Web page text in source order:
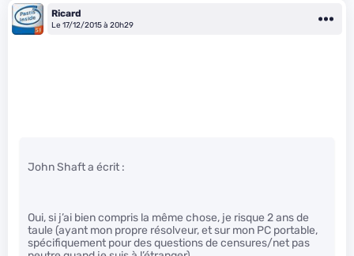
Ricard
Le 17/12/2015 à 20h29
John Shaft a écrit :
Oui, si j’ai bien compris la même chose, je risque 2 ans de
taule (ayant mon propre résolveur, et sur mon PC portable,
spécifiquement pour des questions de censures/net pas